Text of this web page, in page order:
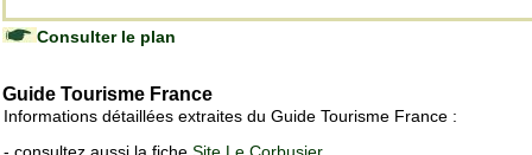
Consulter le plan
Guide Tourisme France
Informations détaillées extraites du Guide Tourisme France :